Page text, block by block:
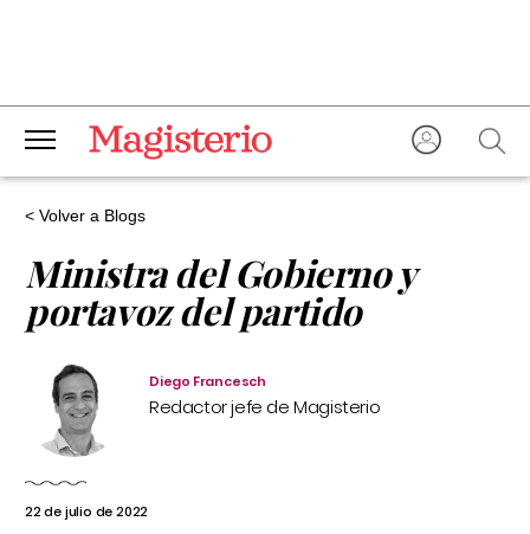
< Volver a Blogs
Ministra del Gobierno y
portavoz del partido
Diego Francesch
Redactor jefe de Magisterio
22 de julio de 2022